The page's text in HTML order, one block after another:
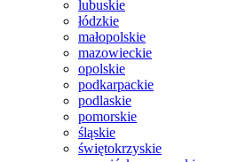
lubuskie
łódzkie
małopolskie
mazowieckie
opolskie
podkarpackie
podlaskie
pomorskie
śląskie
świętokrzyskie